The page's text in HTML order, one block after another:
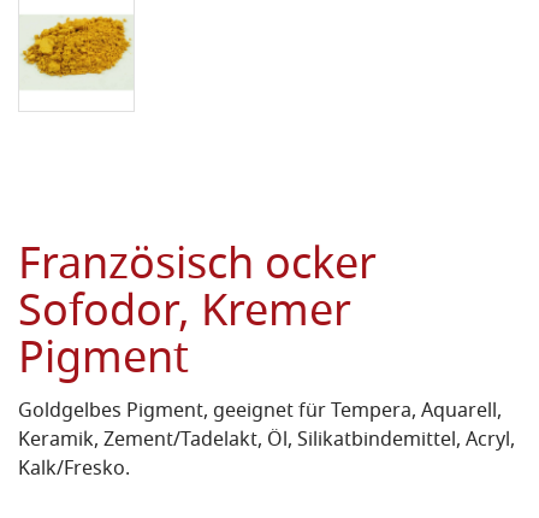
Französisch ocker
Sofodor, Kremer
Pigment
Goldgelbes Pigment, geeignet für Tempera, Aquarell,
Keramik, Zement/Tadelakt, Öl, Silikatbindemittel, Acryl,
Kalk/Fresko.